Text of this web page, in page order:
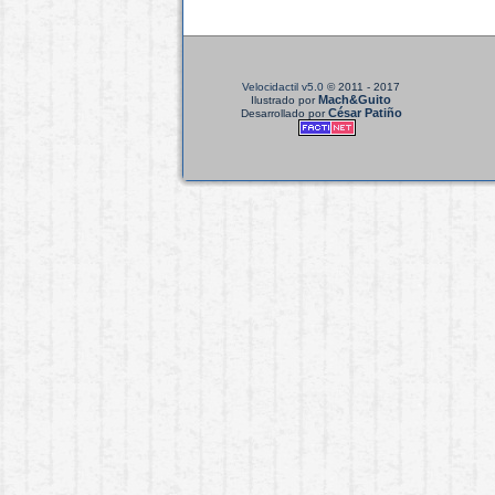
Velocidactil v5.0 © 2011 - 2017
Ilustrado porMach&Guito
Desarrollado porCésar Patiño